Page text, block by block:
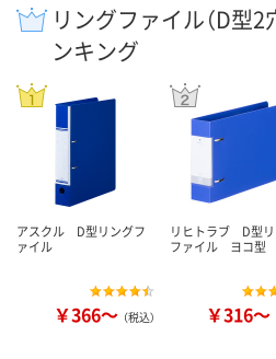
リングファイル（D型2
ンキング
アスクル D型リングフ
ァイル
￥366～ （税込）
リヒトラブ D型
ファイル ヨコ型
￥316～